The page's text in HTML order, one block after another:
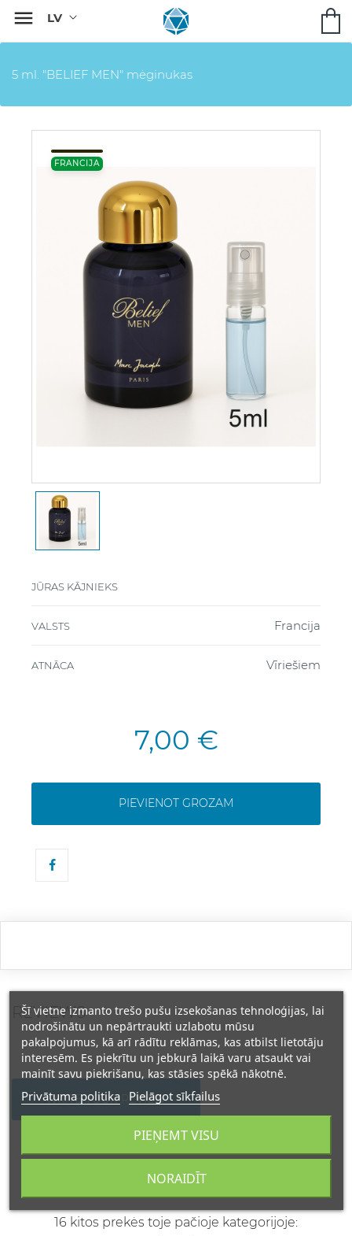

5 ml. "BELIEF MEN" mėginukas
FRANCIJA
JŪRAS KĀJNIEKS
VALSTS Francija
ATNĀCA Vīriešiem
7,00 €
PIEVIENOT GROZAM
REVIEWS
WRITE YOUR REVIEW
16 kitos prekės toje pačioje kategorijoje:
Šī vietne izmanto trešo pušu izsekošanas tehnoloģijas, lai
nodrošinātu un nepārtraukti uzlabotu mūsu
pakalpojumus, kā arī rādītu reklāmas, kas atbilst lietotāju
interesēm. Es piekrītu un jebkurā laikā varu atsaukt vai
mainīt savu piekrišanu, kas stāsies spēkā nākotnē.
Privātuma politika Pielāgot sīkfailus
NORAIDĪT
PIEŅEMT VISU